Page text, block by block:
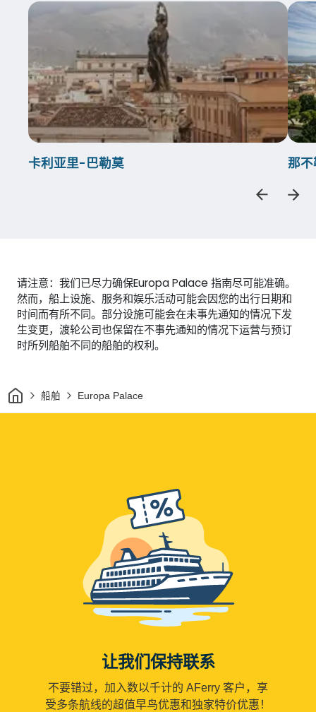
卡利亚里-巴勒莫 那
请注意：我们已尽力确保Europa Palace 指南尽可能准确。
然而，船上设施、服务和娱乐活动可能会因您的出行日期和
时间而有所不同。部分设施可能会在未事先通知的情况下发
生变更，渡轮公司也保留在不事先通知的情况下运营与预订
时所列船舶不同的船舶的权利。
家 船舶 Europa Palace
让我们保持联系
不要错过，加入数以千计的 AFerry 客户，享
受多条航线的超值早鸟优惠和独家特价优惠！